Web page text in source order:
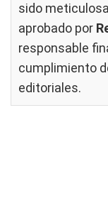
sido
aprobado por
responsable
cumplimiento
editoriales.